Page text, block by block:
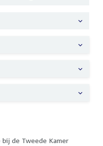
de Tweede Kamer